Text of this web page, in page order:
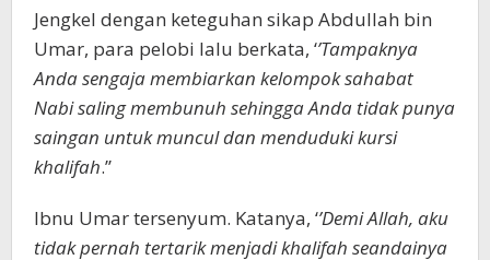
Jengkel dengan keteguhan sikap Abdullah bin
Umar, para pelobi lalu berkata, ‘’Tampaknya
Anda sengaja membiarkan kelompok sahabat
Nabi saling membunuh sehingga Anda tidak punya
saingan untuk muncul dan menduduki kursi
khalifah.’’
Ibnu Umar tersenyum. Katanya, ‘’Demi Allah, aku
tidak pernah tertarik menjadi khalifah seandainya